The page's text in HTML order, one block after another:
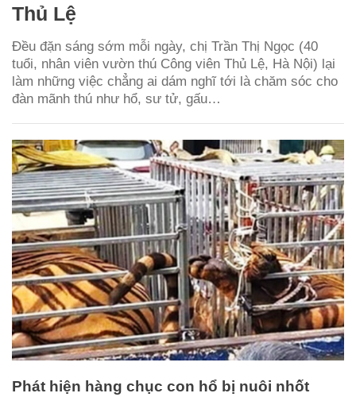
Thủ Lệ
Đều đặn sáng sớm mỗi ngày, chị Trần Thị Ngọc (40
tuổi, nhân viên vườn thú Công viên Thủ Lệ, Hà Nội) lại
làm những việc chẳng ai dám nghĩ tới là chăm sóc cho
đàn mãnh thú như hổ, sư tử, gấu…
Phát hiện hàng chục con hổ bị nuôi nhốt